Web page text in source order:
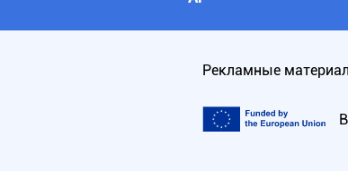
Рекламные